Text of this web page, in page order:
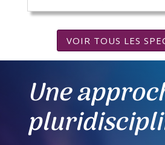
VOIR TOUS LES
Une